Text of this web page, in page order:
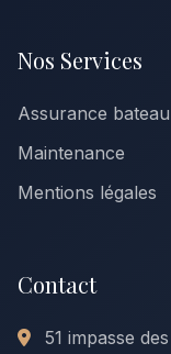
Nos Services
Assurance bateau
Maintenance
Mentions légales
Contact
51 impasse